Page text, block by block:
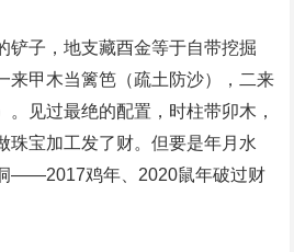
铲子，地支藏酉金等于自带挖掘
来甲木当篱笆（疏土防沙），二来
。见过最绝的配置，时柱带卯木，
珠宝加工发了财。但要是年月水
——2017鸡年、2020鼠年破过财